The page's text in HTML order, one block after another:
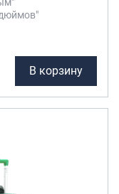
В корзину